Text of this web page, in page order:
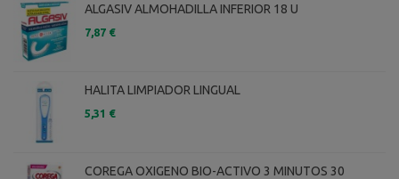
ALGASIV ALMOHADILLA INFERIOR 18 U
7,87 €
HALITA LIMPIADOR LINGUAL
5,31 €
COREGA OXIGENO BIO-ACTIVO 3 MINUTOS 30